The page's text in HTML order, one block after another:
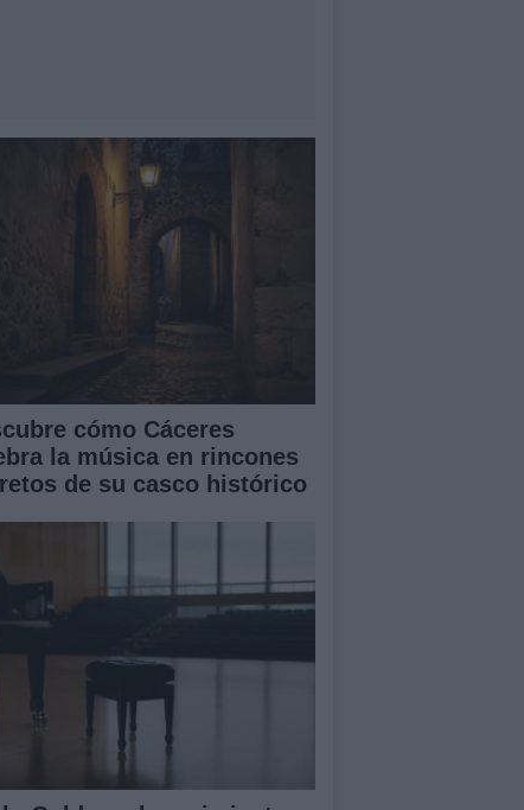
cómo Cáceres
la música en rincones
de su casco histórico